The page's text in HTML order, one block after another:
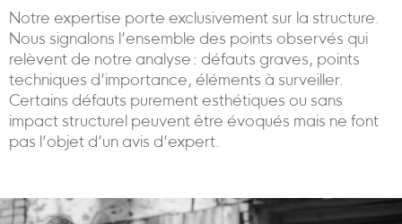
Notre expertise porte exclusivement sur la structure.
Nous signalons l’ensemble des points observés qui
relèvent de notre analyse : défauts graves, points
techniques d’importance, éléments à surveiller.
Certains défauts purement esthétiques ou sans
impact structurel peuvent être évoqués mais ne font
pas l’objet d’un avis d’expert.